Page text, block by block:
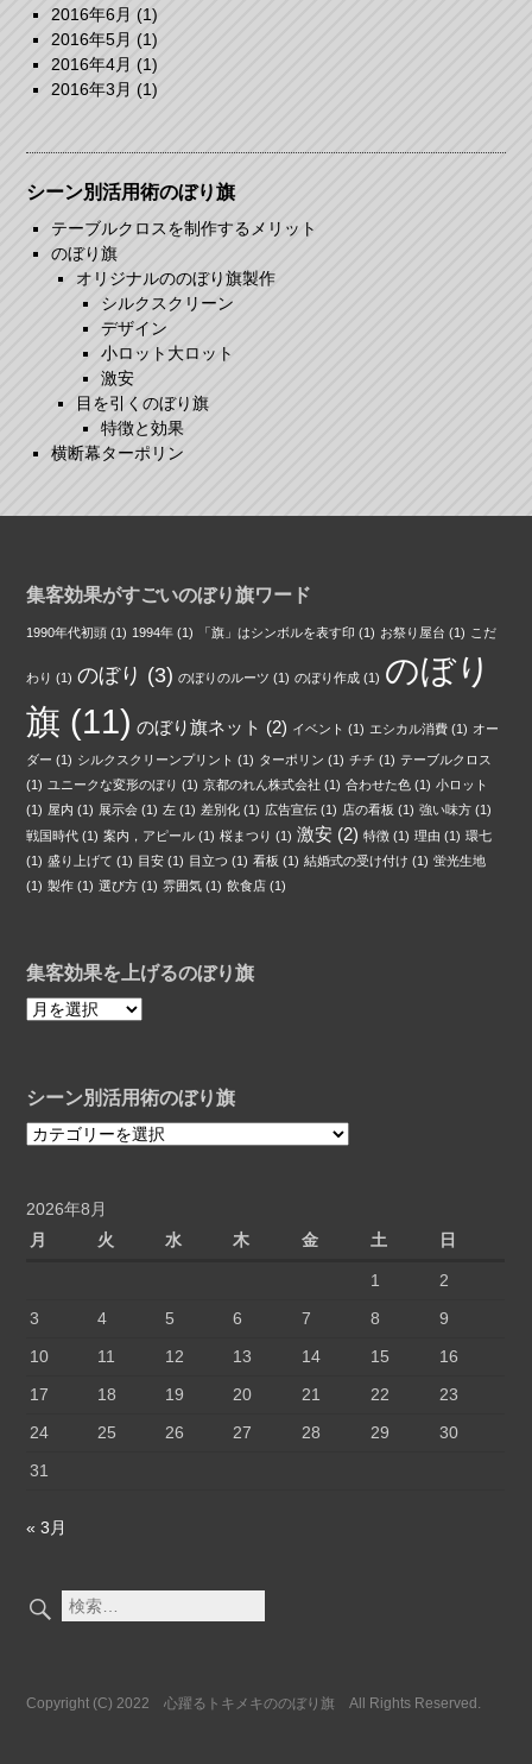
2016年6月 (1)
2016年5月 (1)
2016年4月 (1)
2016年3月 (1)
シーン別活用術のぼり旗
テーブルクロスを制作するメリット
のぼり旗
オリジナルののぼり旗製作
シルクスクリーン
デザイン
小ロット大ロット
激安
目を引くのぼり旗
特徴と効果
横断幕ターポリン
集客効果がすごいのぼり旗ワード
1990年代初頭 (1) 1994年 (1) 「旗」はシンボルを表す印 (1) お祭り屋台 (1) こだ
わり (1) のぼり (3) のぼりのルーツ (1) のぼり作成 (1) のぼり
旗 (11) のぼり旗ネット (2) イベント (1) エシカル消費 (1) オー
ダー (1) シルクスクリーンプリント (1) ターポリン (1) チチ (1) テーブルクロス
(1) ユニークな変形のぼり (1) 京都のれん株式会社 (1) 合わせた色 (1) 小ロット
(1) 屋内 (1) 展示会 (1) 左 (1) 差別化 (1) 広告宣伝 (1) 店の看板 (1) 強い味方 (1)
戦国時代 (1) 案内，アピール (1) 桜まつり (1) 激安 (2) 特徴 (1) 理由 (1) 環七
(1) 盛り上げて (1) 目安 (1) 目立つ (1) 看板 (1) 結婚式の受け付け (1) 蛍光生地
(1) 製作 (1) 選び方 (1) 雰囲気 (1) 飲食店 (1)
集客効果を上げるのぼり旗
集
を
上
の
ぼ
シーン別活用術のぼり旗
シ
別
活
り
2026年8月
月
火 水 木 金 土 日
1
2
3
4 5 6 7 8
9
10
11 12 13 14 15
16
17
18 19 20 21 22
23
24
25 26 27 28 29
30
31
« 3月
検
索:
Copyright (C) 2022 心躍るトキメキののぼり旗 All Rights Reserved.